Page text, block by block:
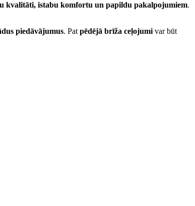
kvalitāti, istabu komfortu un papildu pakalpojumiem.
piedāvājumus. Patpēdējā brīža ceļojumivar būt